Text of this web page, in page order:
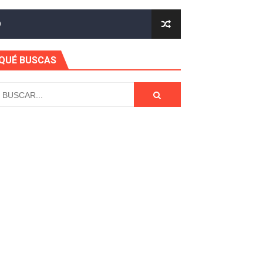
- TENEDNCIA Y TECNOLOGIA
- Tendencia En Aplicaciones 2021
PARA TU ANDROID
EN MUCHAS TENDENCIAS
BUSCAS